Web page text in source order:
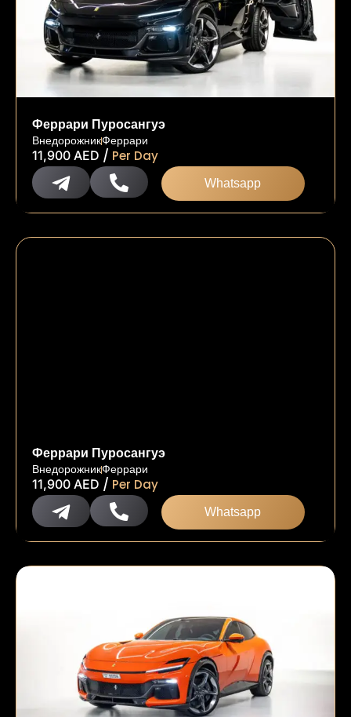
Феррари Пуросангуэ
ВнедорожникФеррари
11,900 AED / Per Day
Whatsapp
Феррари Пуросангуэ
ВнедорожникФеррари
11,900 AED / Per Day
Whatsapp